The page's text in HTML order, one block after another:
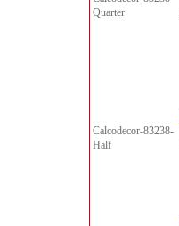
Quarter
Calcodecor-83238-
Half